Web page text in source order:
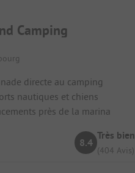
Camping
directe au camping
nautiques et chiens
près de la marina
8.4
Très bien
(404 Avis)